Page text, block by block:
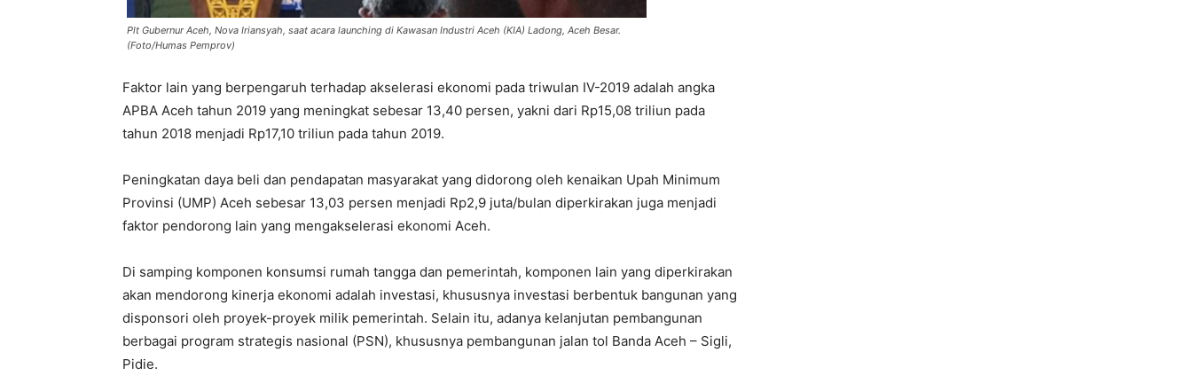
Plt Gubernur Aceh, Nova Iriansyah, saat acara launching di Kawasan Industri Aceh (KIA) Ladong, Aceh Besar.
(Foto/Humas Pemprov)
Faktor lain yang berpengaruh terhadap akselerasi ekonomi pada triwulan IV-2019 adalah angka
APBA Aceh tahun 2019 yang meningkat sebesar 13,40 persen, yakni dari Rp15,08 triliun pada
tahun 2018 menjadi Rp17,10 triliun pada tahun 2019.
Peningkatan daya beli dan pendapatan masyarakat yang didorong oleh kenaikan Upah Minimum
Provinsi (UMP) Aceh sebesar 13,03 persen menjadi Rp2,9 juta/bulan diperkirakan juga menjadi
faktor pendorong lain yang mengakselerasi ekonomi Aceh.
Di samping komponen konsumsi rumah tangga dan pemerintah, komponen lain yang diperkirakan
akan mendorong kinerja ekonomi adalah investasi, khususnya investasi berbentuk bangunan yang
disponsori oleh proyek-proyek milik pemerintah. Selain itu, adanya kelanjutan pembangunan
berbagai program strategis nasional (PSN), khususnya pembangunan jalan tol Banda Aceh – Sigli,
Pidie.